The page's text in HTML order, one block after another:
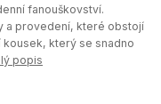
fanouškovství.
a provedení, které obstojí
kousek, který se snadno
popis